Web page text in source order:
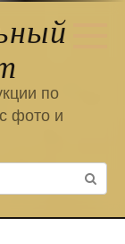
по
фото и